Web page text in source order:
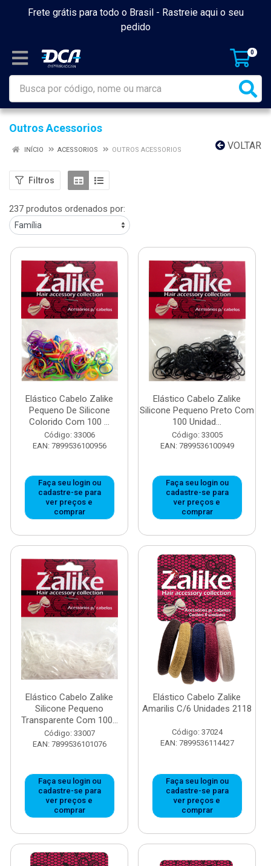
Frete grátis para todo o Brasil - Rastreie aqui o seu
pedido
0
Outros Acessorios
VOLTAR
INÍCIO ACESSORIOS OUTROS ACESSORIOS
Filtros
237 produtos ordenados por:
Elástico Cabelo Zalike
Pequeno De Silicone
Colorido Com 100 ...
Código: 33006
EAN: 7899536100956
Faça seu login ou
cadastre-se para
ver preços e
comprar
Elástico Cabelo Zalike
Silicone Pequeno Preto Com
100 Unidad...
Código: 33005
EAN: 7899536100949
Faça seu login ou
cadastre-se para
ver preços e
comprar
Elástico Cabelo Zalike
Silicone Pequeno
Transparente Com 100...
Código: 33007
EAN: 7899536101076
Faça seu login ou
cadastre-se para
ver preços e
comprar
Elástico Cabelo Zalike
Amarilis C/6 Unidades 2118
Código: 37024
EAN: 7899536114427
Faça seu login ou
cadastre-se para
ver preços e
comprar